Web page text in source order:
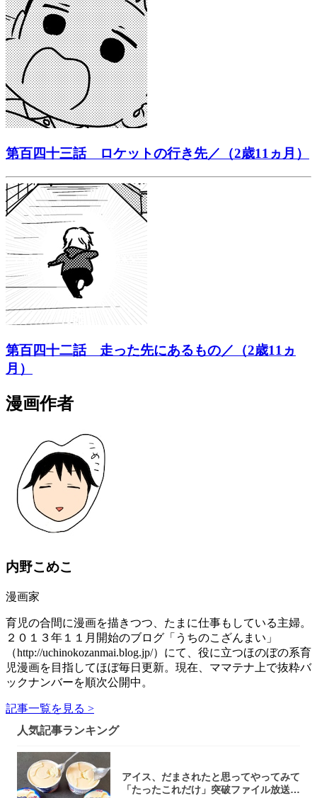
第百四十三話 ロケットの行き先／（2歳11ヵ月）
第百四十二話 走った先にあるもの／（2歳11ヵ
月）
漫画作者
内野こめこ
漫画家
育児の合間に漫画を描きつつ、たまに仕事もしている主婦。
２０１３年１１月開始のブログ「うちのこざんまい」
（http://uchinokozanmai.blog.jp/）にて、役に立つほのぼの系育
児漫画を目指してほぼ毎日更新。現在、ママテナ上で抜粋バ
ックナンバーを順次公開中。
記事一覧を見る >
人気記事ランキング
アイス、だまされたと思ってやってみて
「たったこれだけ」突破ファイル放送で